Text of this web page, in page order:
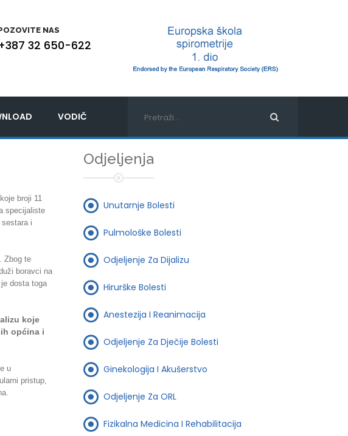
NAS
32 650-622
VODIČ
broji 11
specijaliste
i
Zbog te
boravci na
dosta toga
koje
općina i
u
pristup,
Odjeljenja
Unutarnje Bolesti
Pulmološke Bolesti
Odjeljenje Za Dijalizu
Hirurške Bolesti
Anestezija I Reanimacija
Odjeljenje Za Dječije Bolesti
Ginekologija I Akušerstvo
Odjeljenje Za ORL
Fizikalna Medicina I Rehabilitacija